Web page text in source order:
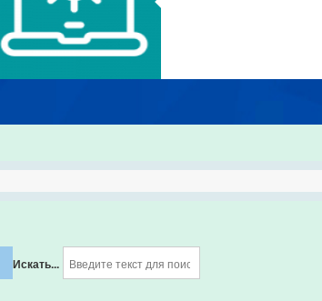
Искать...